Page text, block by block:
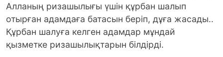
Алланың ризашылығы үшін құрбан шалып
отырған адамдаға батасын беріп, дұға жасады..
Құрбан шалуға келген адамдар мұндай
қызметке ризашылықтарын білдірді.